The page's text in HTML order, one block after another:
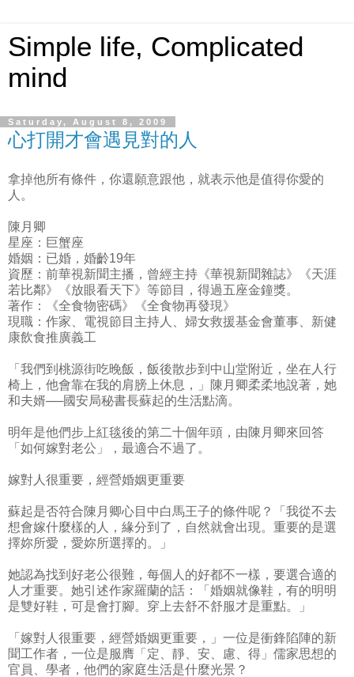
Simple life, Complicated
mind
Saturday, August 8, 2009
心打開才會遇見對的人
拿掉他所有條件，你還願意跟他，就表示他是值得你愛的
人。
陳月卿
星座：巨蟹座
婚姻：已婚，婚齡19年
資歷：前華視新聞主播，曾經主持《華視新聞雜誌》《天涯
若比鄰》《放眼看天下》等節目，得過五座金鐘獎。
著作：《全食物密碼》《全食物再發現》
現職：作家、電視節目主持人、婦女救援基金會董事、新健
康飲食推廣義工
「我們到桃源街吃晚飯，飯後散步到中山堂附近，坐在人行
椅上，他會靠在我的肩膀上休息，」陳月卿柔柔地說著，她
和夫婿──國安局秘書長蘇起的生活點滴。
明年是他們步上紅毯後的第二十個年頭，由陳月卿來回答
「如何嫁對老公」，最適合不過了。
嫁對人很重要，經營婚姻更重要
蘇起是否符合陳月卿心目中白馬王子的條件呢？「我從不去
想會嫁什麼樣的人，緣分到了，自然就會出現。重要的是選
擇妳所愛，愛妳所選擇的。」
她認為找到好老公很難，每個人的好都不一樣，要選合適的
人才重要。她引述作家羅蘭的話：「婚姻就像鞋，有的明明
是雙好鞋，可是會打腳。穿上去舒不舒服才是重點。」
「嫁對人很重要，經營婚姻更重要，」一位是衝鋒陷陣的新
聞工作者，一位是服膺「定、靜、安、慮、得」儒家思想的
官員、學者，他們的家庭生活是什麼光景？